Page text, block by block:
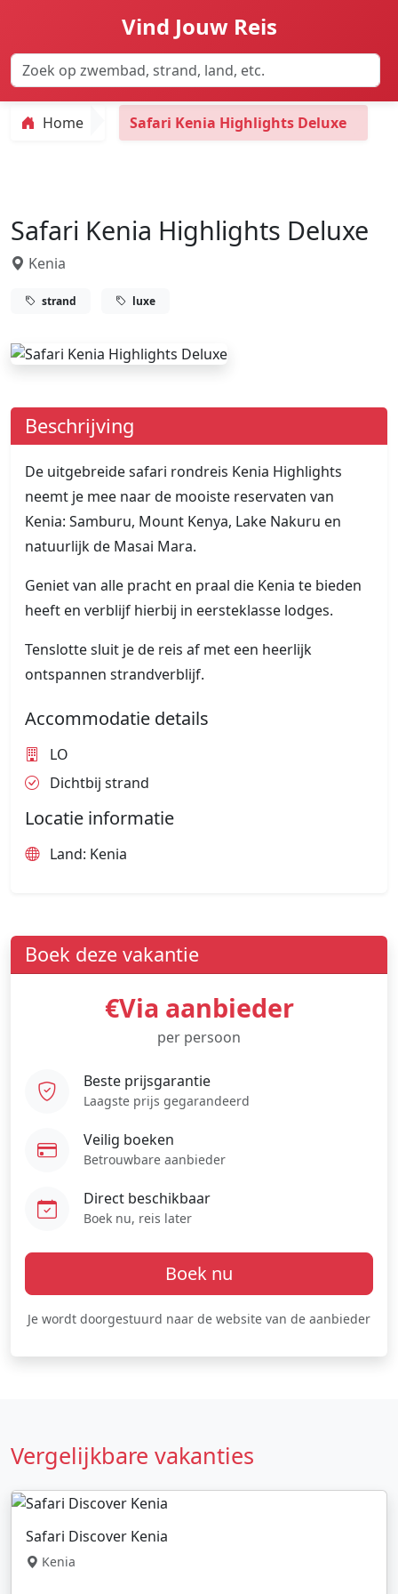
Vind Jouw Reis
Home Safari Kenia Highlights Deluxe
Safari Kenia Highlights Deluxe
Kenia
strand luxe
Beschrijving
De uitgebreide safari rondreis Kenia Highlights
neemt je mee naar de mooiste reservaten van
Kenia: Samburu, Mount Kenya, Lake Nakuru en
natuurlijk de Masai Mara.
Geniet van alle pracht en praal die Kenia te bieden
heeft en verblijf hierbij in eersteklasse lodges.
Tenslotte sluit je de reis af met een heerlijk
ontspannen strandverblijf.
Accommodatie details
LO
Dichtbij strand
Locatie informatie
Land: Kenia
Boek deze vakantie
€Via aanbieder
per persoon
Beste prijsgarantie
Laagste prijs gegarandeerd
Veilig boeken
Betrouwbare aanbieder
Direct beschikbaar
Boek nu, reis later
Boek nu
Je wordt doorgestuurd naar de website van de aanbieder
Vergelijkbare vakanties
Safari Discover Kenia
Kenia